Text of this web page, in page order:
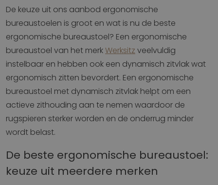
De keuze uit ons aanbod ergonomische
bureaustoelen is groot en wat is nu de beste
ergonomische bureaustoel? Een ergonomische
bureaustoel van het merkWerksitz veelvuldig
instelbaar en hebben ook een dynamisch zitvlak wat
ergonomisch zitten bevordert. Een ergonomische
bureaustoel met dynamisch zitvlak helpt om een
actieve zithouding aan te nemen waardoor de
rugspieren sterker worden en de onderrug minder
wordt belast.
De beste ergonomische bureaustoel:
keuze uit meerdere merken